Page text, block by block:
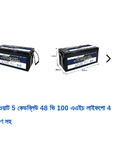
ওয়াট 5 কেডব্লিউ 48 ভি 100 এএইচ লাইফপো 4
সহ